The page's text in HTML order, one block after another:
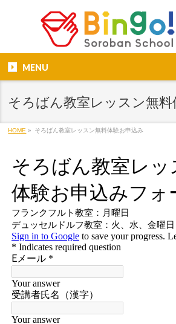
MENU
そろばん教室レッスン無料
HOME » そろばん教室レッスン無料体験お申込み